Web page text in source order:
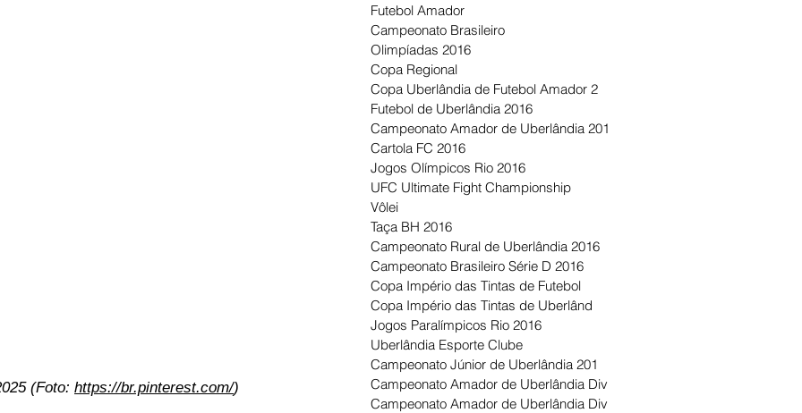
(Foto: https://br.pinterest.com/)
Futebol Amador
Campeonato Brasileiro
Olimpíadas 2016
Copa Regional
Copa Uberlândia de Futebol Amador 2
Futebol de Uberlândia 2016
Campeonato Amador de Uberlândia 201
Cartola FC 2016
Jogos Olímpicos Rio 2016
UFC Ultimate Fight Championship
Vôlei
Taça BH 2016
Campeonato Rural de Uberlândia 2016
Campeonato Brasileiro Série D 2016
Copa Império das Tintas de Futebol
Copa Império das Tintas de Uberlând
Jogos Paralímpicos Rio 2016
Uberlândia Esporte Clube
Campeonato Júnior de Uberlândia 201
Campeonato Amador de Uberlândia Div
Campeonato Amador de Uberlândia Div